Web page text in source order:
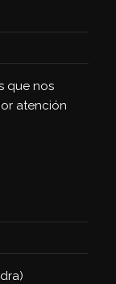
que nos
atención